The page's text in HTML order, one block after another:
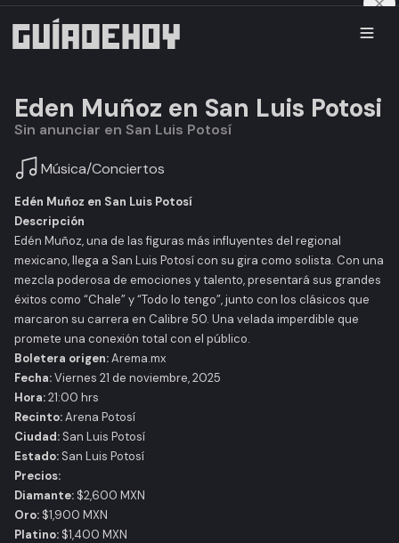
Eden Muñoz en San Luis Potosi
Sin anunciar en San Luis Potosí
Música/Conciertos
Edén Muñoz en San Luis Potosí
Descripción
Edén Muñoz, una de las figuras más influyentes del regional
mexicano, llega a San Luis Potosí con su gira como solista. Con una
mezcla poderosa de emociones y talento, presentará sus grandes
éxitos como “Chale” y “Todo lo tengo”, junto con los clásicos que
marcaron su carrera en Calibre 50. Una velada imperdible que
promete una conexión total con el público.
Boletera origen:Arema.mx
Fecha:Viernes 21 de noviembre, 2025
Hora:21:00 hrs
Recinto:Arena Potosí
Ciudad: San Luis Potosí
Estado: San Luis Potosí
Precios:
Diamante: $2,600 MXN
Oro: $1,900 MXN
Platino: $1,400 MXN